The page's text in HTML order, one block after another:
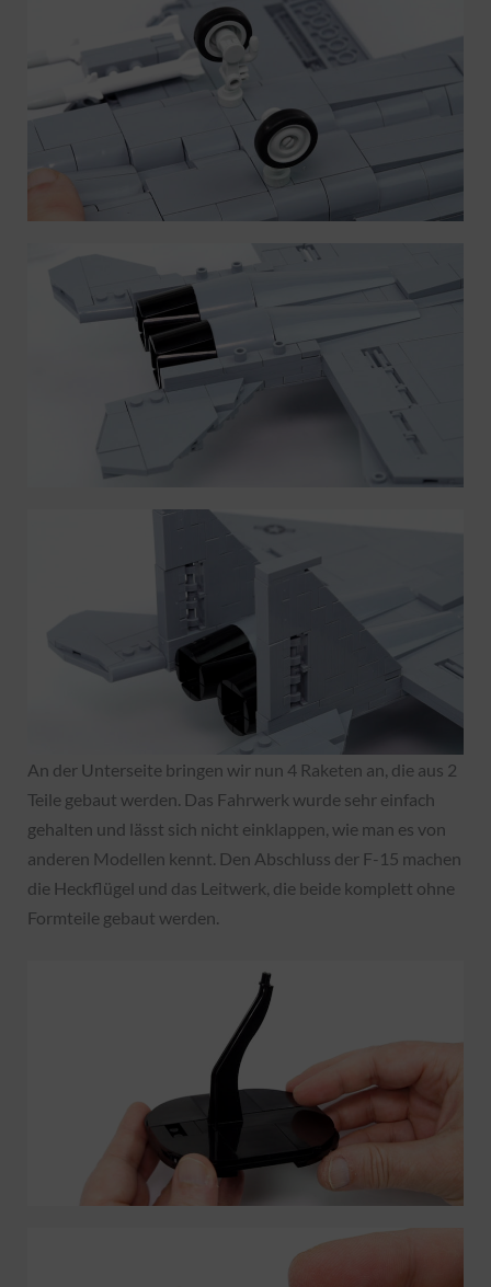
An der Unterseite bringen wir nun 4 Raketen an, die aus 2
Teile gebaut werden. Das Fahrwerk wurde sehr einfach
gehalten und lässt sich nicht einklappen, wie man es von
anderen Modellen kennt. Den Abschluss der F-15 machen
die Heckflügel und das Leitwerk, die beide komplett ohne
Formteile gebaut werden.